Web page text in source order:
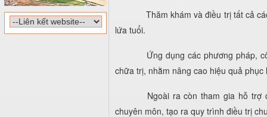
Thăm khám và điều trị tất cả
lứa tuổi.
Ứng dụng các phương pháp,
chữa trị, nhằm nâng cao hiệu quả
Ngoài ra còn tham gia hỗ trợ
chuyên môn, tạo ra quy trình điều trị